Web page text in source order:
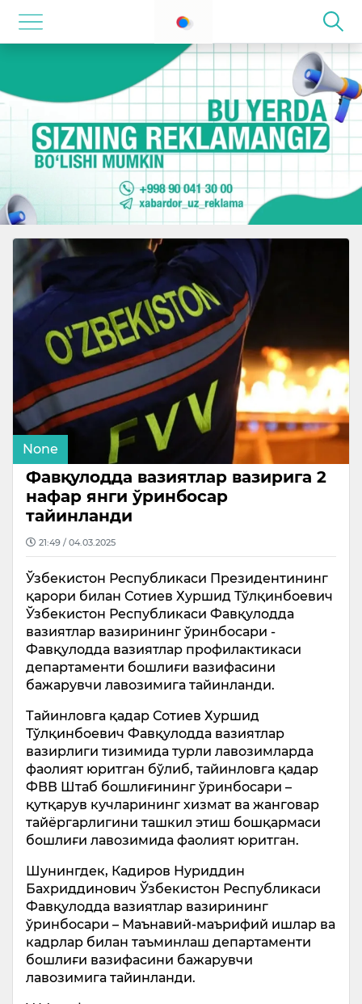
None
Фавқулодда вазиятлар вазирига 2
нафар янги ўринбосар
тайинланди
21:49 / 04.03.2025
Ўзбекистон Республикаси Президентининг
қарори билан Сотиев Хуршид Тўлқинбоевич
Ўзбекистон Республикаси Фавқулодда
вазиятлар вазирининг ўринбосари -
Фавқулодда вазиятлар профилактикаси
департаменти бошлиғи вазифасини
бажарувчи лавозимига тайинланди.
Тайинловга қадар Сотиев Хуршид
Тўлқинбоевич Фавқулодда вазиятлар
вазирлиги тизимида турли лавозимларда
фаолият юритган бўлиб, тайинловга қадар
ФВВ Штаб бошлиғининг ўринбосари –
қутқарув кучларининг хизмат ва жанговар
тайёргарлигини ташкил этиш бошқармаси
бошлиғи лавозимида фаолият юритган.
Шунингдек, Кадиров Нуриддин
Бахриддинович Ўзбекистон Республикаси
Фавқулодда вазиятлар вазирининг
ўринбосари – Маънавий-маърифий ишлар ва
кадрлар билан таъминлаш департаменти
бошлиғи вазифасини бажарувчи
лавозимига тайинланди.